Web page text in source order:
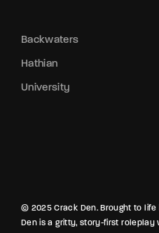
Backwaters
Hathian
University
© 2025 Crack Den. Brought to
Den is a gritty, story-first